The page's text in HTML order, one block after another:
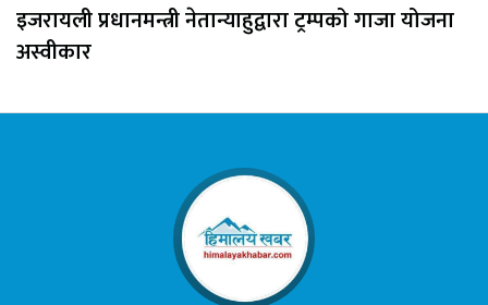
इजरायली प्रधानमन्त्री नेतान्याहुद्वारा ट्रम्पको गाजा योजना
अस्वीकार